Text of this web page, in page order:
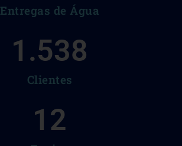
Entregas de Água
Clientes
1.538
12